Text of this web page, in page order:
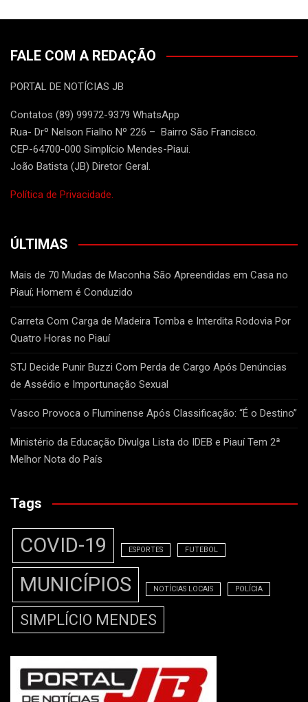
FALE COM A REDAÇÃO
PORTAL DE NOTÍCIAS JB
Contatos (89) 99972-9379 WhatsApp
Rua- Drº Nelson Fialho Nº 226 – Bairro São Francisco.
CEP-64700-000 Simplício Mendes-Piaui.
João Batista (JB) Diretor Geral.
Política de Privacidade.
ÚLTIMAS
Mais de 70 Mudas de Maconha São Apreendidas em Casa no
Piauí; Homem é Conduzido
Carreta Com Carga de Madeira Tomba e Interdita Rodovia Por
Quatro Horas no Piauí
STJ Decide Punir Buzzi Com Perda de Cargo Após Denúncias
de Assédio e Importunação Sexual
Vasco Provoca o Fluminense Após Classificação: “É o Destino”
Ministério da Educação Divulga Lista do IDEB e Piauí Tem 2ª
Melhor Nota do País
Tags
COVID-19 ESPORTES FUTEBOL
MUNICÍPIOS NOTÍCIAS LOCAIS POLÍCIA
SIMPLÍCIO MENDES